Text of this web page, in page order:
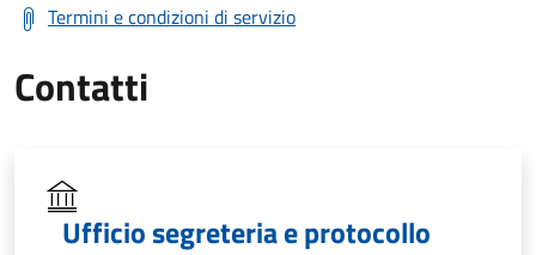
Termini e condizioni di servizio
Contatti
Ufficio segreteria e protocollo